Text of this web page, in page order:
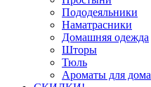
Пододеяльники
Наматрасники
Домашняя одежда
Шторы
Тюль
Ароматы для дома